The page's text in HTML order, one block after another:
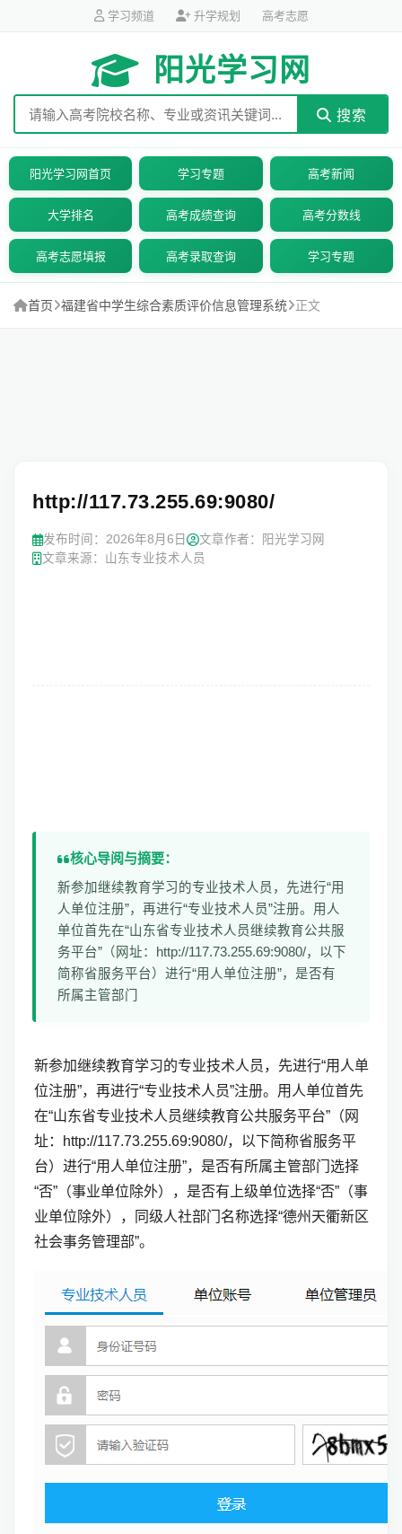
学习频道 升学规划 高考志愿
阳光学习网
搜索
阳光学习网首页 学习专题 高考新闻
大学排名 高考成绩查询 高考分数线
高考志愿填报 高考录取查询 学习专题
首页 福建省中学生综合素质评价信息管理系统 正文
http://117.73.255.69:9080/
发布时间： 2026年8月6日
文章作者：阳光学习网
文章来源：山东专业技术人员
核心导阅与摘要：
新参加继续教育学习的专业技术人员，先进行“用
人单位注册”，再进行“专业技术人员”注册。用人
单位首先在“山东省专业技术人员继续教育公共服
务平台”（网址：http://117.73.255.69:9080/，以下
简称省服务平台）进行“用人单位注册”，是否有
所属主管部门
新参加继续教育学习的专业技术人员，先进行“用人单
位注册”，再进行“专业技术人员”注册。用人单位首先
在“山东省专业技术人员继续教育公共服务平台”（网
址：http://117.73.255.69:9080/，以下简称省服务平
台）进行“用人单位注册”，是否有所属主管部门选择
“否”（事业单位除外），是否有上级单位选择“否”（事
业单位除外），同级人社部门名称选择“德州天衢新区
社会事务管理部”。